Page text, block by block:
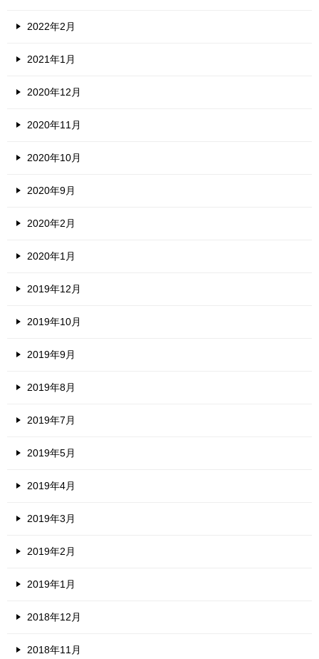
2022年2月
2021年1月
2020年12月
2020年11月
2020年10月
2020年9月
2020年2月
2020年1月
2019年12月
2019年10月
2019年9月
2019年8月
2019年7月
2019年5月
2019年4月
2019年3月
2019年2月
2019年1月
2018年12月
2018年11月